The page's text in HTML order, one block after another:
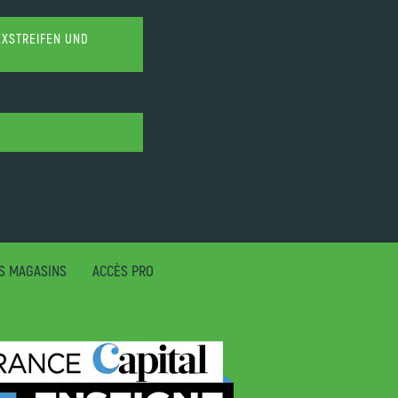
UND
MAGASINS ACCÈS PRO